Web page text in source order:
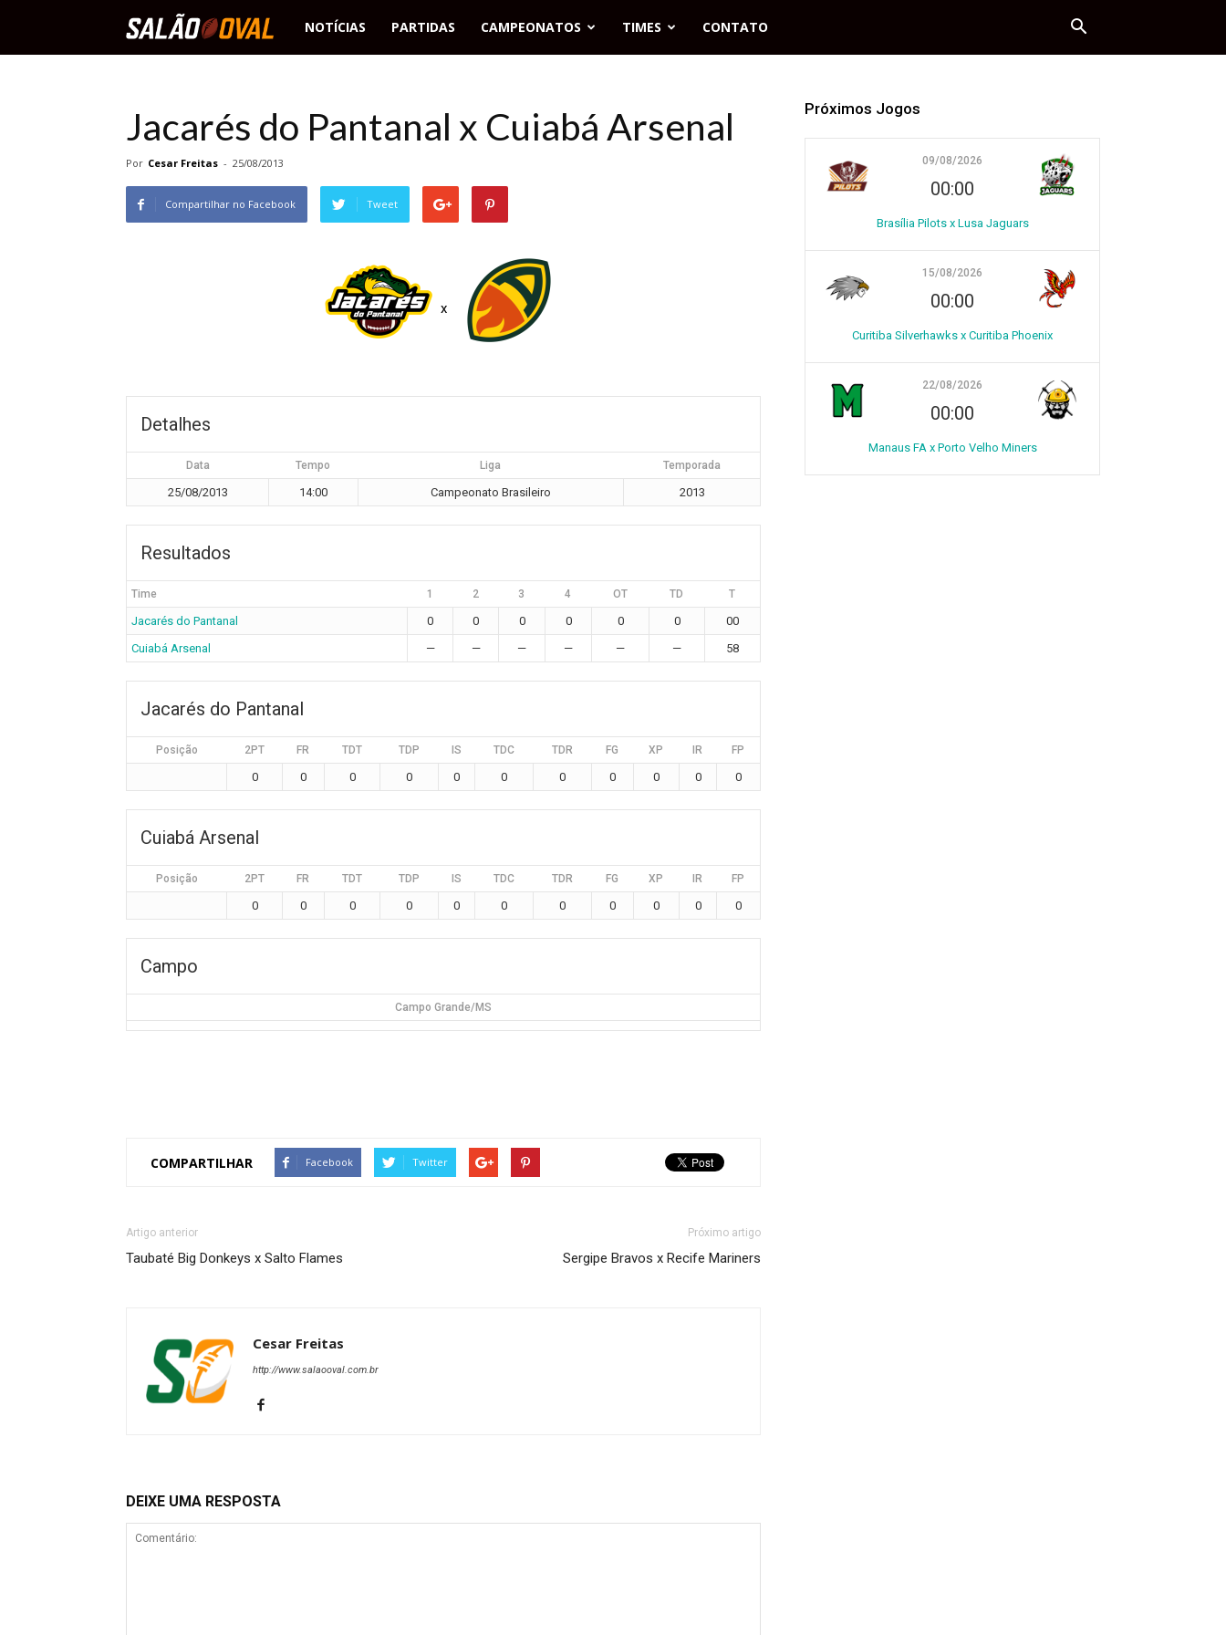
Salão
NOTÍCIAS PARTIDAS CAMPEONATOS TIMES CONTATO
Jacarés do Pantanal x Cuiabá Arsenal
Por Cesar Freitas - 25/08/2013
Compartilhar no Facebook Tweet
x
Detalhes
Data Tempo Liga Temporada
25/08/2013 14:00 Campeonato Brasileiro 2013
Resultados
Time 1 2 3 4 OT TD T
Jacarés do Pantanal 0 0 0 0 0 0
00
Cuiabá Arsenal
— — — — — — 58
Jacarés do Pantanal
Posição 2PT FR TDT TDP IS TDC TDR FG XP IR FP
0 0 0 0 0 0 0 0 0 0 0
Cuiabá Arsenal
Posição 2PT FR TDT TDP IS TDC TDR FG XP IR FP
0 0 0 0 0 0 0 0 0 0 0
Campo
Campo Grande/MS
COMPARTILHAR Facebook Twitter
Artigo anterior
Taubaté Big Donkeys x Salto Flames
Próximo artigo
Sergipe Bravos x Recife Mariners
Cesar Freitas
http://www.salaooval.com.br
DEIXE UMA RESPOSTA
Próximos Jogos
09/08/2026
00:00
Brasília Pilots x Lusa Jaguars
15/08/2026
00:00
Curitiba Silverhawks x Curitiba Phoenix
22/08/2026
00:00
Manaus FA x Porto Velho Miners